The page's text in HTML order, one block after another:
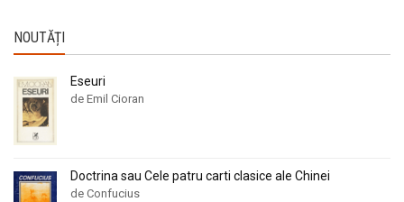
NOUTĂȚI
Eseuri
de Emil Cioran
Doctrina sau Cele patru carti clasice ale Chinei
de Confucius